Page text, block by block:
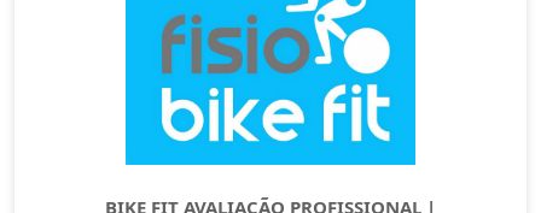
BIKE FIT AVALIAÇÃO PROFISSIONAL |